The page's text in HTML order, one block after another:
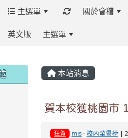
主選單 關於會稽
英文版 主選單
本站消息
賀本校獲桃園市
狂賀 mis-校內榮譽榜|
kjjhs.tyc.edu.tw/